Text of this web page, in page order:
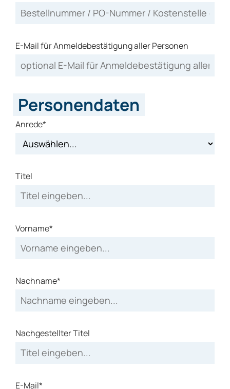
E-Mail für Anmeldebestätigung aller Personen
Personendaten
Anrede*
Titel
Vorname*
Nachname*
Nachgestellter Titel
E-Mail*